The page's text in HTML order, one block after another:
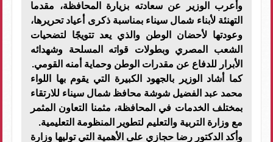
وأعرب الوزير عن سعادته بزيارة المحافظة، مقدما
التهنئة لأبناء شمال سيناء بمناسبة ذكرى أعياد تحريرها،
وعودتها لأحضان الوطن والذي يعد تتويجًا لتضحيات
الشعب المصري وبطولات قواته المسلحة وشهدائه
الأبرار للدفاع عن مقدرات الوطن وحماية أمنه القومي.
كما أشاد الوزير بالجهود الكبيرة التي يقوم بها اللواء
محمد عبد الفضيل شوشة محافظ شمال سيناء للارتقاء
بمختلف الخدمات في المحافظة، مثمنا التعاون المثمر
مع وزارة التربية والتعليم لتطوير المنظومة التعليمية.
وأكد الدكتور رضا حجازي على الأهمية التي توليها وزارة